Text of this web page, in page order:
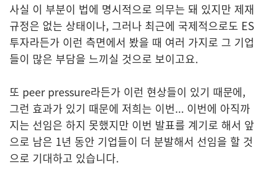
사실 이 부분이 법에 명시적으로 의무는 돼 있지만 제재
규정은 없는 상태이나, 그러나 최근에 국제적으로도 ES
투자라든가 이런 측면에서 봤을 때 여러 가지로 그 기업
들이 많은 부담을 느끼실 것으로 보이고요.
또 peer pressure라든가 이런 현상들이 있기 때문에,
그런 효과가 있기 때문에 저희는 이번... 이번에 아직까
지는 선임은 하지 못했지만 이번 발표를 계기로 해서 앞
으로 남은 1년 동안 기업들이 더 분발해서 선임을 할 것
으로 기대하고 있습니다.